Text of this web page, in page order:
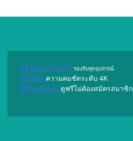
ดูซีรีย์ออนไลน์ฟรี รองรับทุกอุปกรณ์
ซีรี่ย์ฝรั่ง ความคมชัดระดับ 4K
ซีรี่จีนซับไทย ดูฟรีไม่ต้องสมัครสมาชิก